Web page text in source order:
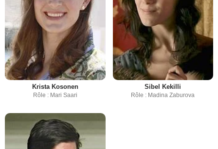
Krista Kosonen
Rôle : Mari Saari
Sibel Kekilli
Rôle : Madina Zaburova